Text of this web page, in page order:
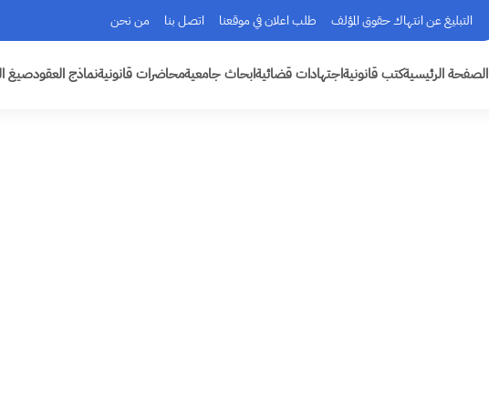
التبليغ عن انتهاك حقوق المؤلف طلب اعلان في موقعنا اتصل بنا من نحن
الصفحة الرئيسيةكتب قانونيةاجتهادات قضائيةابحاث جامعيةمحاضرات قانونيةنماذج العقودصيغ